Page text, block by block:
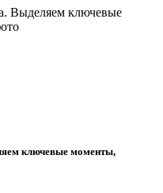
ключевые моменты,